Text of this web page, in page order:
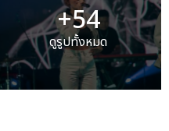
+54
ดูรูปทั้งหมด